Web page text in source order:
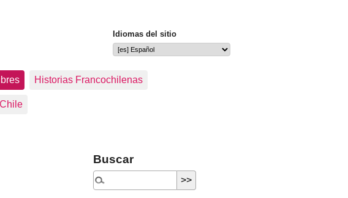
Idiomas del sitio
Historias Francochilenas
Buscar